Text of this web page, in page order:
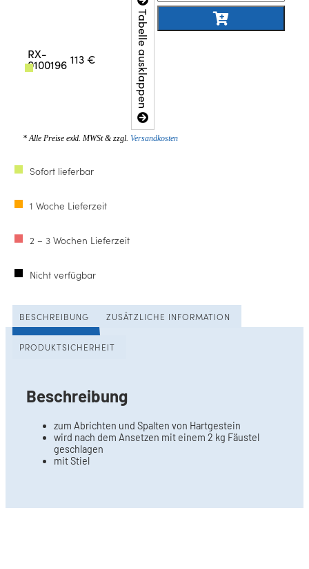
RX-
0100196 113 € Tabelle ausklappen
* Alle Preise exkl. MWSt & zzgl. Versandkosten
Sofort lieferbar
1 Woche Lieferzeit
2 – 3 Wochen Lieferzeit
Nicht verfügbar
BESCHREIBUNG ZUSÄTZLICHE INFORMATION
PRODUKTSICHERHEIT
Beschreibung
zum Abrichten und Spalten von Hartgestein
wird nach dem Ansetzen mit einem 2 kg Fäustel
geschlagen
mit Stiel